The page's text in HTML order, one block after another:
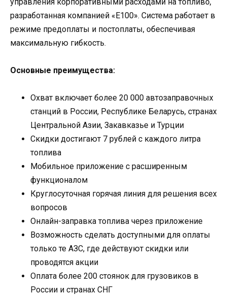
разработанная компанией «Е100». Система работает в
режиме предоплаты и постоплаты, обеспечивая
максимальную гибкость.
Основные преимущества:
Охват включает более 20 000 автозаправочных
станций в России, Республике Беларусь, странах
Центральной Азии, Закавказье и Турции
Скидки достигают 7 рублей с каждого литра
топлива
Мобильное приложение с расширенным
функционалом
Круглосуточная горячая линия для решения всех
вопросов
Онлайн-заправка топлива через приложение
Возможность сделать доступными для оплаты
только те АЗС, где действуют скидки или
проводятся акции
Оплата более 200 стоянок для грузовиков в
России и странах СНГ